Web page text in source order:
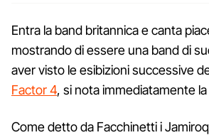
Entra la band britannica e canta
mostrando di essere una band di
aver visto le esibizioni successive
Factor 4, si nota immediatamente
Come detto da Facchinetti i